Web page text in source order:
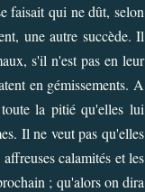
faisait qui ne dût, selon
une autre succède. Il
s'il n'est pas en leur
en gémissements. A
la pitié qu'elles lui
Il ne veut pas qu'elles
calamités et les
; qu'alors on dira